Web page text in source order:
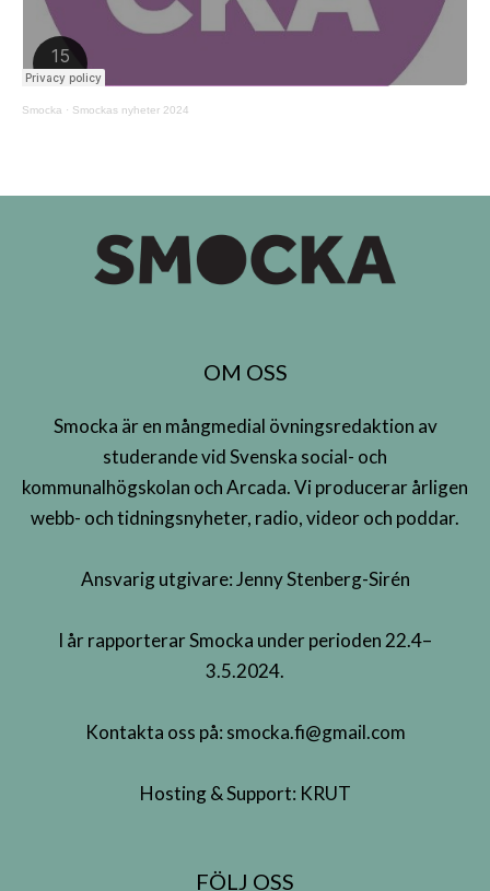
Smocka · Smockas nyheter 2024
OM OSS
Smocka är en mångmedial övningsredaktion av
studerande vid Svenska social- och
kommunalhögskolan och Arcada. Vi producerar årligen
webb- och tidningsnyheter, radio, videor och poddar.
Ansvarig utgivare: Jenny Stenberg-Sirén
I år rapporterar Smocka under perioden 22.4–
3.5.2024.
Kontakta oss på: smocka.fi@gmail.com
Hosting & Support: KRUT
FÖLJ OSS